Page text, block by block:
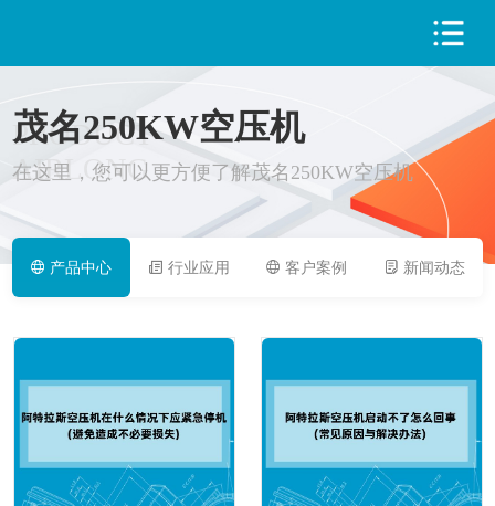
PRODUCT
AIRLONG
茂名250KW空压机
在这里，您可以更方便了解茂名250KW空压机
产品中心 行业应用 客户案例 新闻动态